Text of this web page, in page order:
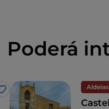
Poderá
Gosto
Aldeias